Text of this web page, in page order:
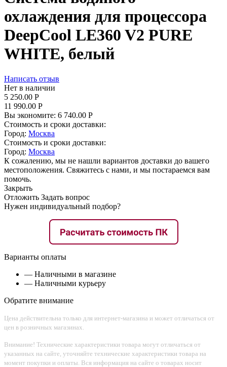
охлаждения для процессора
DeepCool LE360 V2 PURE
WHITE, белый
Написать отзыв
Нет в наличии
5 250.00 Р
11 990.00 Р
Вы экономите: 6 740.00 Р
Стоимость и сроки доставки:
Город: Москва
Стоимость и сроки доставки:
Город: Москва
К сожалению, мы не нашли вариантов доставки до вашего
местоположения. Свяжитесь с нами, и мы постараемся вам
помочь.
Закрыть
Отложить Задать вопрос
Нужен индивидуальный подбор?
Варианты оплаты
— Наличными в магазине
— Наличными курьеру
Обратите внимание
Цена действительна только для интернет-магазина и может отличаться от
цен в розничных магазинах.
Внимание! Технические характеристики товара могут отличаться от
указанных на сайте, уточняйте технические характеристики товара на
момент покупки и оплаты. Вся информация на сайте о товарах носит